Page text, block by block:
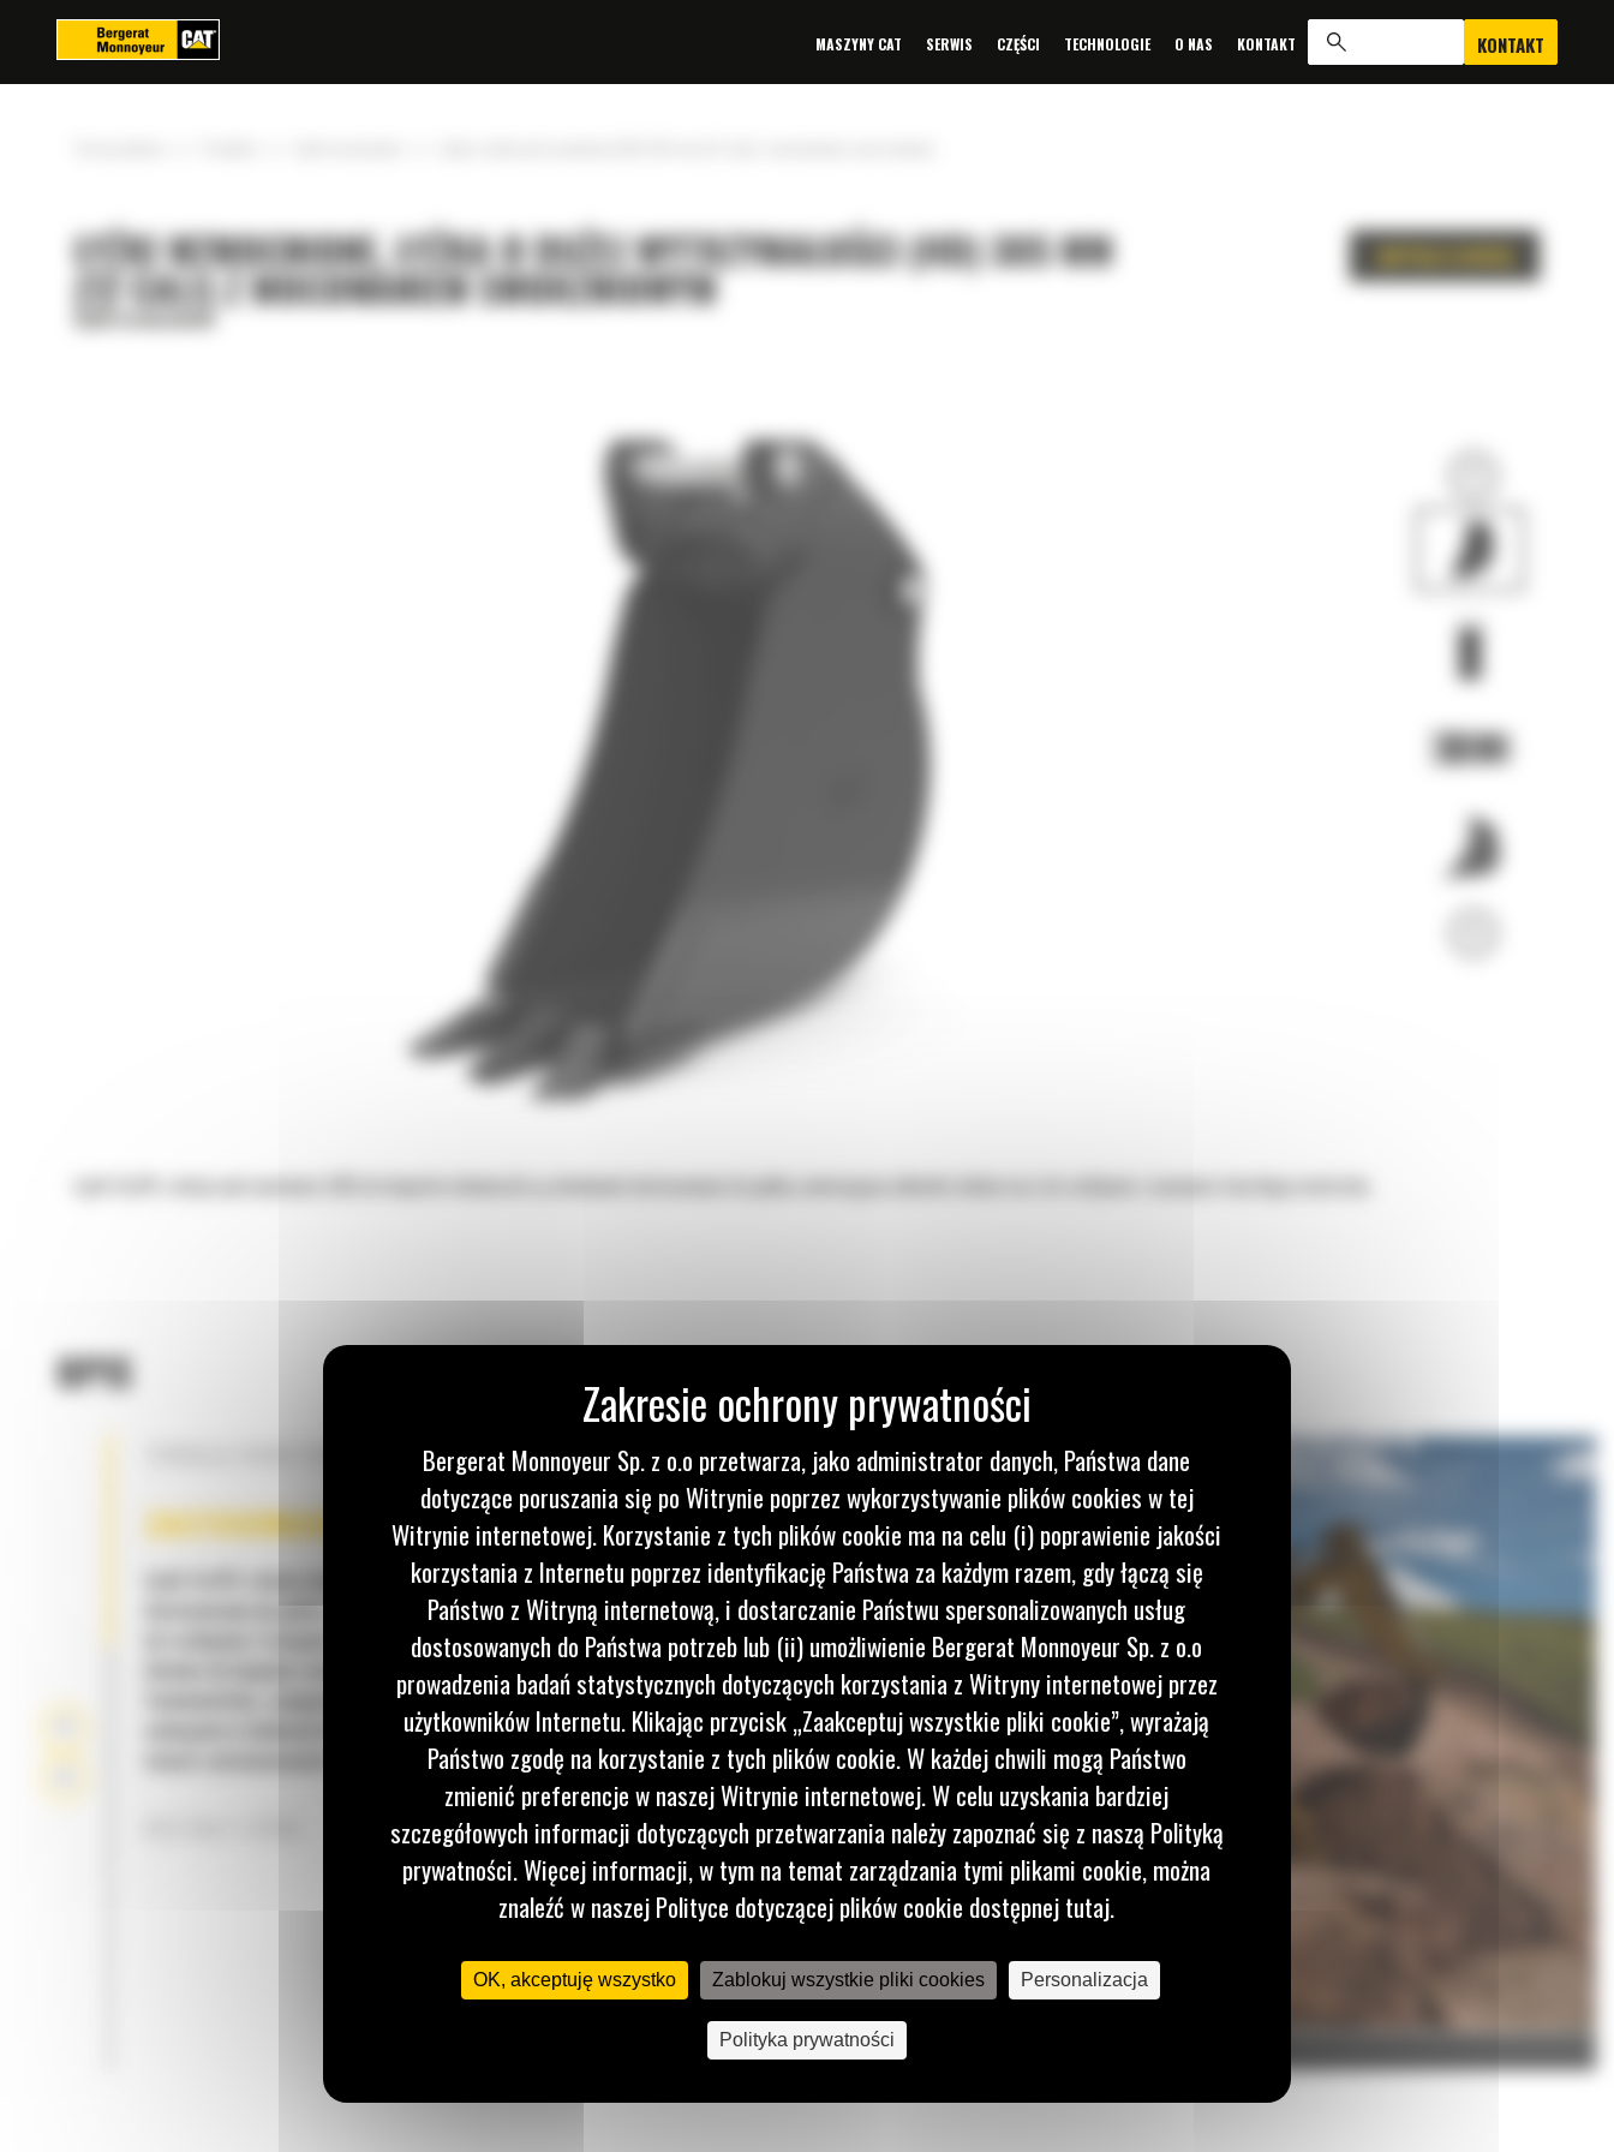
MASZYNY CAT SERWIS CZĘŚCI TECHNOLOGIE O NAS KONTAKT KONTAKT
ŁYŻKI WZMOCNIONE, ŁYŻKA O DUŻEJ WYTRZYMAŁOŚCI (HD) 305 MM
(12 CALI) Z MOCOWANIEM SWORZNIOWYM
Łyżki wzmocnione
Łyżki Cat® o dużej wytrzymałości (HD) do koparko-ładowarek są doskonale dostosowane do gleby zawierającej odłamki skalne oraz do rozbijania i usuwania twardego materiału.
OPIS
ZASTOSOWANIE
Łyżki Cat® o dużej wytrzymałości są doskonale
dostosowane do gleby zawierającej odłamki skalne oraz
do rozbijania i transportowania twardego materiału.
Idealne do kopania rowów, do układania mediów,
fundamentów, zasypywania i ogólnych prac związanych z
wykopami w budownictwie, kształtowaniu krajobrazu i
Panel zarządzania plikami cookies
Bergerat Monnoyeur Sp. z o.o przetwarza, jako administrator danych, Państwa dane
dotyczące poruszania się po Witrynie poprzez wykorzystywanie plików cookies w tej
Witrynie internetowej. Korzystanie z tych plików cookie ma na celu (i) poprawienie jakości
korzystania z Internetu poprzez identyfikację Państwa za każdym razem, gdy łączą się
Państwo z Witryną internetową, i dostarczanie Państwu spersonalizowanych usług
dostosowanych do Państwa potrzeb lub (ii) umożliwienie Bergerat Monnoyeur Sp. z o.o
prowadzenia badań statystycznych dotyczących korzystania z Witryny internetowej przez
użytkowników Internetu. Klikając przycisk „Zaakceptuj wszystkie pliki cookie”, wyrażają
Państwo zgodę na korzystanie z tych plików cookie. W każdej chwili mogą Państwo
zmienić preferencje w naszej Witrynie internetowej. W celu uzyskania bardziej
szczegółowych informacji dotyczących przetwarzania należy zapoznać się z naszą Polityką
prywatności. Więcej informacji, w tym na temat zarządzania tymi plikami cookie, można
znaleźć w naszej Polityce dotyczącej plików cookie dostępnej tutaj.
OK, akceptuję wszystko Zablokuj wszystkie pliki cookies Personalizacja
Polityka prywatności